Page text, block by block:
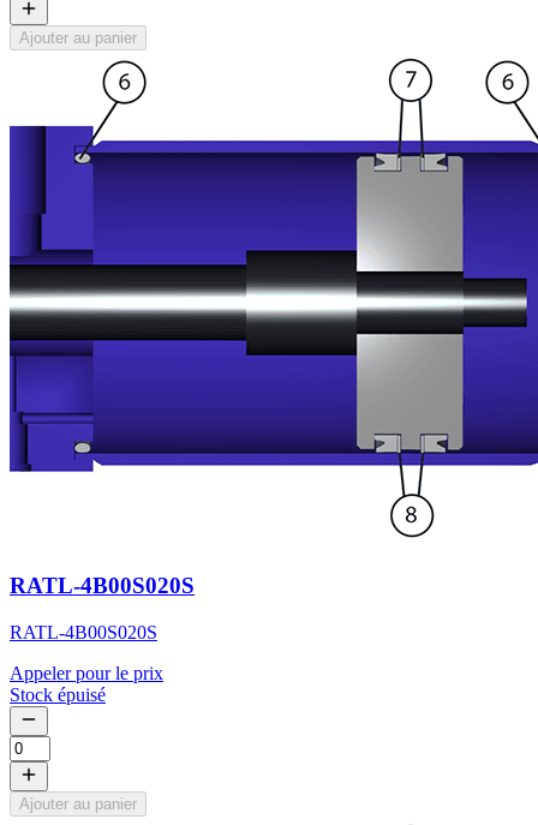
Ajouter au panier
RATL-4B00S020S
RATL-4B00S020S
Appeler pour le prix
Stock épuisé
Ajouter au panier